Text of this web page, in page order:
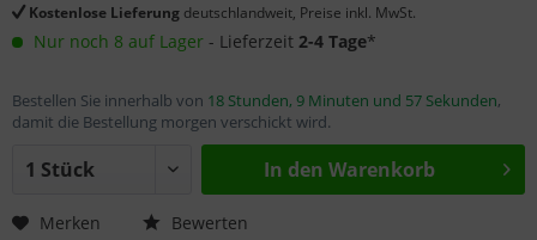
Kostenlose Lieferung deutschlandweit, Preise inkl. MwSt.
Nur noch 8 auf Lager - Lieferzeit 2-4 Tage*
Bestellen Sie innerhalb von 18 Stunden, 9 Minuten und 57 Sekunden,
damit die Bestellung morgen verschickt wird.
In den Warenkorb
Merken Bewerten